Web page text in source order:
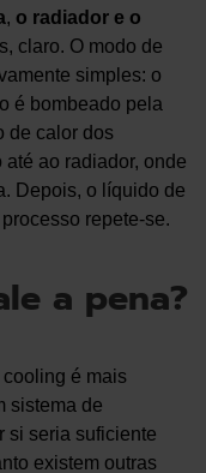
, o radiador e o
claro. O modo de
simples: o
é bombeado pela
de calor dos
ao radiador, onde
Depois, o líquido de
repete-se.
a pena?
é mais
sistema de
si seria suficiente
existem outras